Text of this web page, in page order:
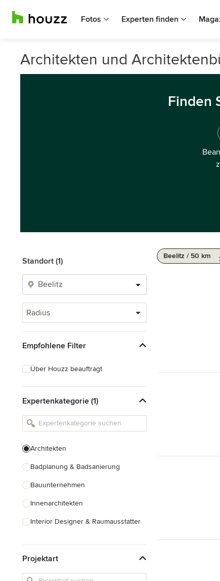
Fotos Experten finden
Architekten und
Finden
Standort (1)
Radius
Empfohlene Filter
Über Houzz beauftragt
Expertenkategorie (1)
Architekten
Badplanung & Badsanierung
Bauunternehmen
Innenarchitekten
Interior Designer & Raumausstatter
Landschaftsarchitekten
Armaturen & Sanitärbedarf
Projektart
Beelitz / 50 km